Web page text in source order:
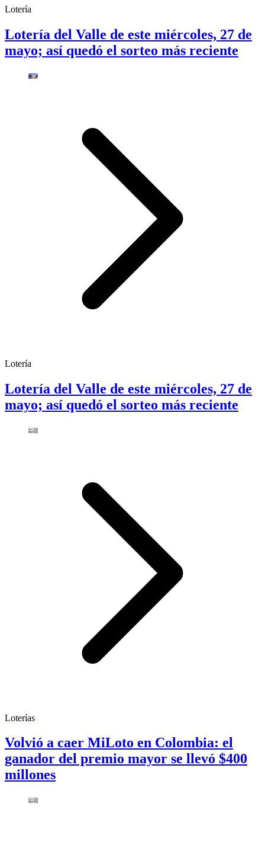
Lotería
Lotería del Valle de este miércoles, 27 de
mayo; así quedó el sorteo más reciente
Lotería
Lotería del Valle de este miércoles, 27 de
mayo; así quedó el sorteo más reciente
Loterías
Volvió a caer MiLoto en Colombia: el
ganador del premio mayor se llevó $400
millones